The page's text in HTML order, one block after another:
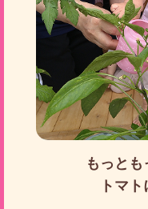
もっとも
トマ